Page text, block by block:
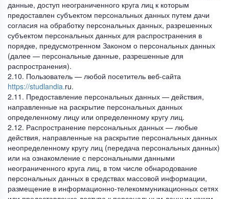
данные, доступ неограниченного круга лиц к которым
предоставлен субъектом персональных данных путем дачи
согласия на обработку персональных данных, разрешенных
субъектом персональных данных для распространения в
порядке, предусмотренном Законом о персональных данных
(далее — персональные данные, разрешенные для
распространения).
2.10. Пользователь — любой посетитель веб-сайта
https://studlandia.ru.
2.11. Предоставление персональных данных — действия,
направленные на раскрытие персональных данных
определенному лицу или определенному кругу лиц.
2.12. Распространение персональных данных — любые
действия, направленные на раскрытие персональных данных
неопределенному кругу лиц (передача персональных данных)
или на ознакомление с персональными данными
неограниченного круга лиц, в том числе обнародование
персональных данных в средствах массовой информации,
размещение в информационно-телекоммуникационных сетях